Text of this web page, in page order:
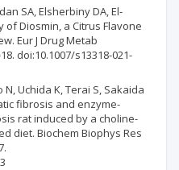
SA, Elsherbiny DA, El-
of Diosmin, a Citrus Flavone
Eur J Drug Metab
doi:10.1007/s13318-021-
Uchida K, Terai S, Sakaida
fibrosis and enzyme-
rat induced by a choline-
diet. Biochem Biophys Res